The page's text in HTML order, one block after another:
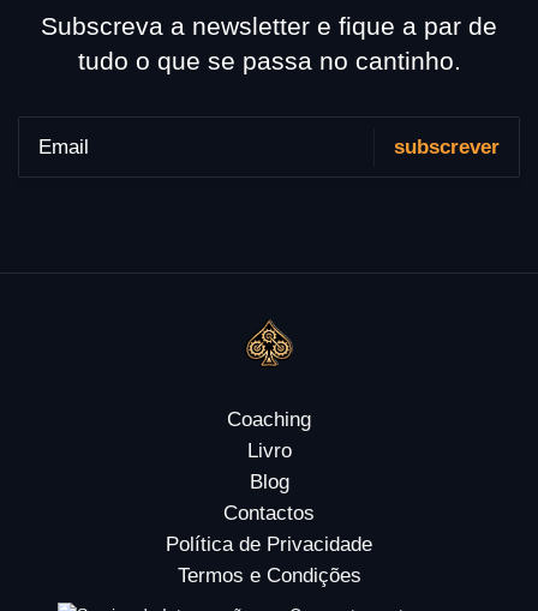
Subscreva a newsletter e fique a par de
tudo o que se passa no cantinho.
Coaching
Livro
Blog
Contactos
Política de Privacidade
Termos e Condições